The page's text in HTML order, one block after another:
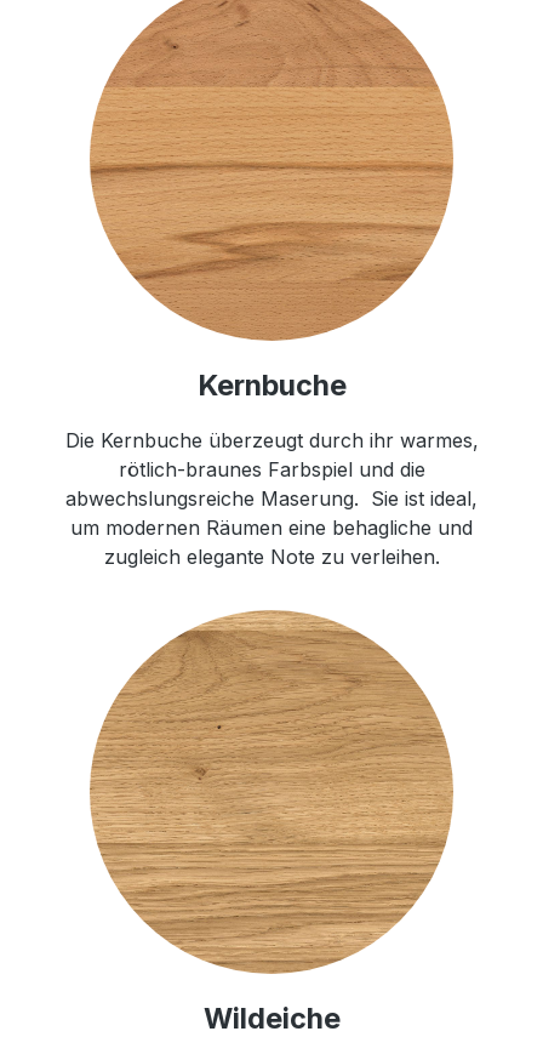
Kernbuche
Die Kernbuche überzeugt durch ihr warmes,
rötlich-braunes Farbspiel und die
abwechslungsreiche Maserung. Sie ist ideal,
um modernen Räumen eine behagliche und
zugleich elegante Note zu verleihen.
Wildeiche